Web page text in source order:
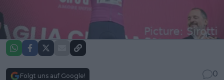
Folgt uns auf Google!
0